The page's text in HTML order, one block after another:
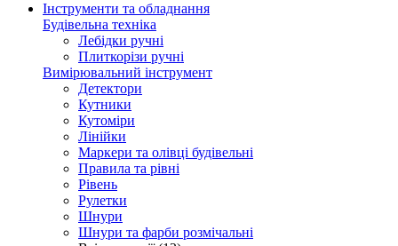
Інструменти та обладнання
Будівельна техніка
Лебідки ручні
Плиткорізи ручні
Вимірювальний інструмент
Детектори
Кутники
Кутоміри
Лінійки
Маркери та олівці будівельні
Правила та рівні
Рівень
Рулетки
Шнури
Шнури та фарби розмічальні